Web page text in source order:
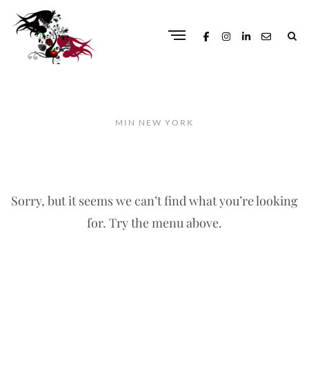
MIN NEW YORK
Sorry, but it seems we can’t find what you’re looking
for. Try the menu above.